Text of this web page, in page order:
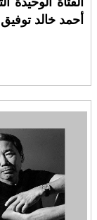
أحمد خالد توفيق